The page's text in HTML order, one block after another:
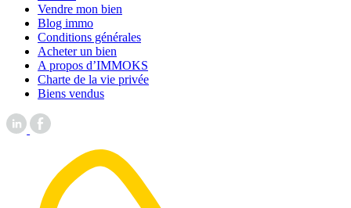
Vendre mon bien
Blog immo
Conditions générales
Acheter un bien
A propos d’IMMOKS
Charte de la vie privée
Biens vendus